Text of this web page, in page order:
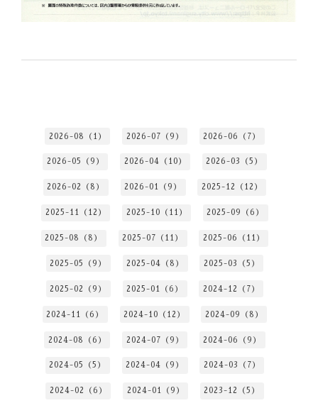
2026-08（1） 2026-07（9） 2026-06（7）
2026-05（9） 2026-04（10） 2026-03（5）
2026-02（8） 2026-01（9） 2025-12（12）
2025-11（12） 2025-10（11） 2025-09（6）
2025-08（8） 2025-07（11） 2025-06（11）
2025-05（9） 2025-04（8） 2025-03（5）
2025-02（9） 2025-01（6） 2024-12（7）
2024-11（6） 2024-10（12） 2024-09（8）
2024-08（6） 2024-07（9） 2024-06（9）
2024-05（5） 2024-04（9） 2024-03（7）
2024-02（6） 2024-01（9） 2023-12（5）